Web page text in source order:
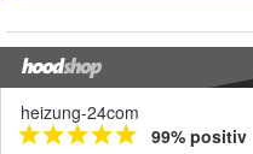
heizung-24com
99% positiv